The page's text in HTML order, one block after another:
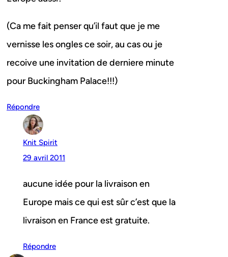
(Ca me fait penser qu’il faut que je me
vernisse les ongles ce soir, au cas ou je
recoive une invitation de derniere minute
pour Buckingham Palace!!!)
Répondre
Knit Spirit
29 avril 2011
aucune idée pour la livraison en
Europe mais ce qui est sûr c’est que la
livraison en France est gratuite.
Répondre